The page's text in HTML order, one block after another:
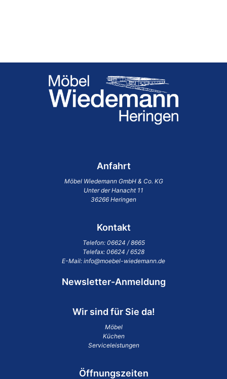
Anfahrt
Möbel Wiedemann GmbH & Co. KG
Unter der Hanacht 11
36266 Heringen
Kontakt
Telefon: 06624 / 8665
Telefax: 06624 / 6528
E-Mail: info@moebel-wiedemann.de
Newsletter-Anmeldung
Wir sind für Sie da!
Möbel
Küchen
Serviceleistungen
Öffnungszeiten